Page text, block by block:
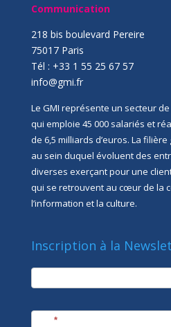
Communication
218 bis boulevard Pereire
75017 Paris
Tél : +33 1 55 25 67 57
info@gmi.fr
Le GMI représente un secteur
qui emploie 45 000 salariés et
de 6,5 milliards d’euros. La
au sein duquel évoluent des
diverses exerçant pour une
qui se retrouvent au cœur de la
l’information et la culture.
Inscription à la
newsletter
*